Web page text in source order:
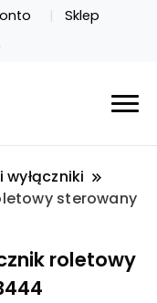
Sklep
sterowany
roletowy